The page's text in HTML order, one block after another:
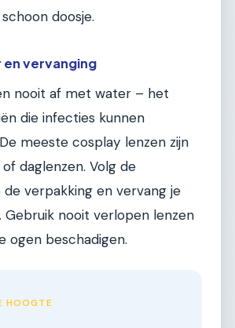
doosje.
en vervanging
nooit af met water – het
die infecties kunnen
meeste cosplay lenzen zijn
daglenzen. Volg de
verpakking en vervang je
Gebruik nooit verlopen lenzen
ogen beschadigen.
HOOGTE